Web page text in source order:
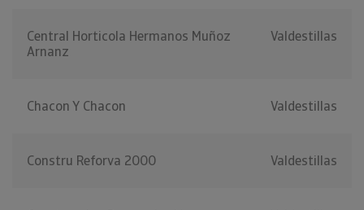
Central Horticola Hermanos Muñoz
Arnanz
Valdestillas
Chacon Y Chacon Valdestillas
Constru Reforva 2000 Valdestillas